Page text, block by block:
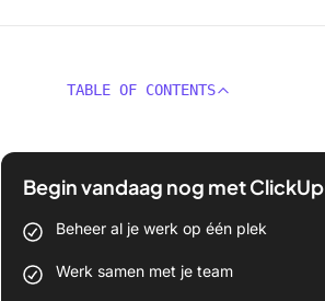
TABLE OF CONTENTS
Begin vandaag nog met ClickUp
Beheer al je werk op één plek
Werk samen met je team